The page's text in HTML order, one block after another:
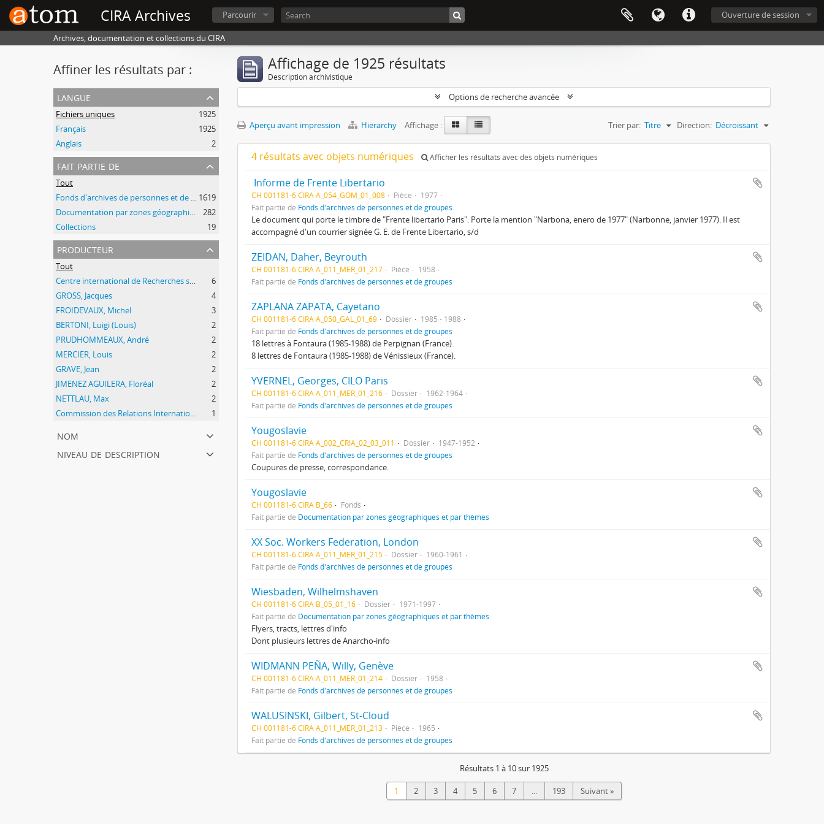
CIRA Archives Ouverture de session
Parcourir
Archives, documentation et collections du CIRA
Affiner les résultats par :
langue
Fichiers uniques
1925
Français
1925
Anglais
2
fait partie de
Tout
Fonds d'archives de personnes et de groupes 1619
Documentation par zones géographiques et par thèmes
282
Collections
19
producteur
Tout
Centre international de Recherches sur l'Anarchisme (CIRA)
6
GROSS, Jacques
4
FROIDEVAUX, Michel
3
BERTONI, Luigi (Louis)
2
PRUDHOMMEAUX, André
2
MERCIER, Louis
2
GRAVE, Jean
2
JIMENEZ AGUILERA, Floréal
2
NETTLAU, Max
2
Commission des Relations Internationales Anarchistes (CRIA)
1
nom
niveau de description
Affichage de 1925 résultats
Description archivistique
Options de recherche avancée
Aperçu avant impression Hierarchy Affichage : Trier par: Titre Direction: Décroissant
4 résultats avec objets numériques Afficher les résultats avec des objets numériques
Informe de Frente Libertario
CH 001181-6 CIRA A_054_GOM_01_008 Pièce
1977
Fait partie de Fonds d'archives de personnes et de groupes
Le document qui porte le timbre de "Frente libertario Paris". Porte la mention "Narbona, enero de 1977" (Narbonne, janvier 1977). Il est
accompagné d'un courrier signée G. E. de Frente Libertario, s/d
ZEIDAN, Daher, Beyrouth
CH 001181-6 CIRA A_011_MER_01_217 Pièce
1958
Fait partie de Fonds d'archives de personnes et de groupes
ZAPLANA ZAPATA, Cayetano
CH 001181-6 CIRA A_050_GAL_01_69 Dossier
1985 - 1988
Fait partie de Fonds d'archives de personnes et de groupes
18 lettres à Fontaura (1985-1988) de Perpignan (France).
8 lettres de Fontaura (1985-1988) de Vénissieux (France).
YVERNEL, Georges, CILO Paris
CH 001181-6 CIRA A_011_MER_01_216 Dossier
1962-1964
Fait partie de Fonds d'archives de personnes et de groupes
Yougoslavie
CH 001181-6 CIRA A_002_CRIA_02_03_011 Dossier
1947-1952
Fait partie de Fonds d'archives de personnes et de groupes
Coupures de presse, correspondance.
Yougoslavie
CH 001181-6 CIRA B_66
Fonds
Fait partie de Documentation par zones géographiques et par thèmes
XX Soc. Workers Federation, London
CH 001181-6 CIRA A_011_MER_01_215 Dossier
1960-1961
Fait partie de Fonds d'archives de personnes et de groupes
Wiesbaden, Wilhelmshaven
CH 001181-6 CIRA B_05_01_16 Dossier
1971-1997
Fait partie de Documentation par zones géographiques et par thèmes
Flyers, tracts, lettres d'info
Dont plusieurs lettres de Anarcho-info
WIDMANN PEÑA, Willy, Genève
CH 001181-6 CIRA A_011_MER_01_214 Dossier
1958
Fait partie de Fonds d'archives de personnes et de groupes
WALUSINSKI, Gilbert, St-Cloud
CH 001181-6 CIRA A_011_MER_01_213 Pièce
1965
Fait partie de Fonds d'archives de personnes et de groupes
Résultats 1 à 10 sur 1925
1 2 3 4 5 6 7 ... 193 Suivant »